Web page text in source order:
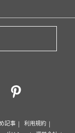
記事
利用規約